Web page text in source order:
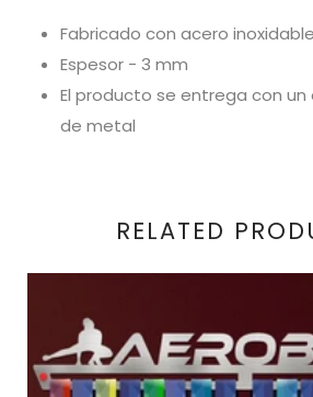
Fabricado con acero
Espesor - 3 mm
El producto se entrega con
de metal
RELATED